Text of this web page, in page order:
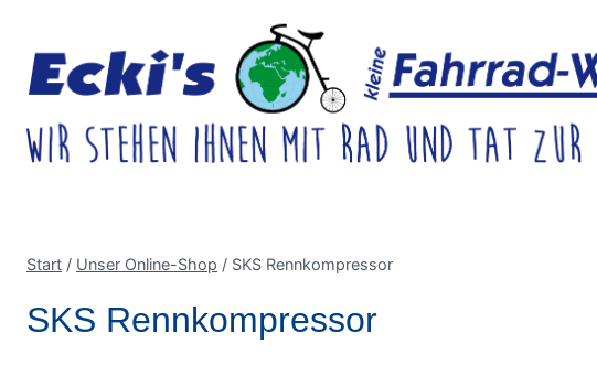
springen
Start / Unser Online-Shop / SKS Rennkompressor
SKS Rennkompressor